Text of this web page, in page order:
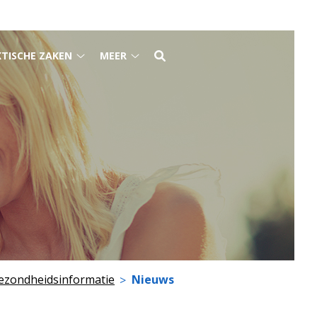
ZAKEN
zaken
submenu
MEER
Nieuws